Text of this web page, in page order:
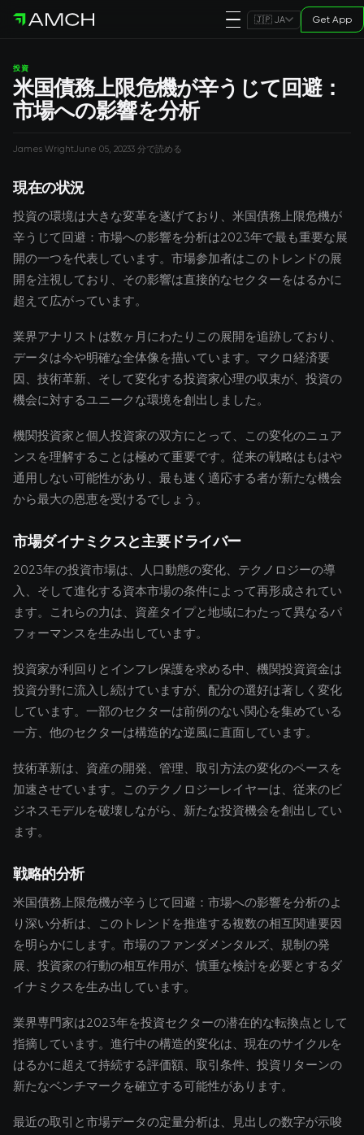
🇯🇵 JA Get App
投資
米国債務上限危機が辛うじて回避：
市場への影響を分析
James WrightJune 05, 20233 分で読める
現在の状況
投資の環境は大きな変革を遂げており、米国債務上限危機が
辛うじて回避：市場への影響を分析は2023年で最も重要な展
開の一つを代表しています。市場参加者はこのトレンドの展
開を注視しており、その影響は直接的なセクターをはるかに
超えて広がっています。
業界アナリストは数ヶ月にわたりこの展開を追跡しており、
データは今や明確な全体像を描いています。マクロ経済要
因、技術革新、そして変化する投資家心理の収束が、投資の
機会に対するユニークな環境を創出しました。
機関投資家と個人投資家の双方にとって、この変化のニュア
ンスを理解することは極めて重要です。従来の戦略はもはや
通用しない可能性があり、最も速く適応する者が新たな機会
から最大の恩恵を受けるでしょう。
市場ダイナミクスと主要ドライバー
2023年の投資市場は、人口動態の変化、テクノロジーの導
入、そして進化する資本市場の条件によって再形成されてい
ます。これらの力は、資産タイプと地域にわたって異なるパ
フォーマンスを生み出しています。
投資家が利回りとインフレ保護を求める中、機関投資資金は
投資分野に流入し続けていますが、配分の選好は著しく変化
しています。一部のセクターは前例のない関心を集めている
一方、他のセクターは構造的な逆風に直面しています。
技術革新は、資産の開発、管理、取引方法の変化のペースを
加速させています。このテクノロジーレイヤーは、従来のビ
ジネスモデルを破壊しながら、新たな投資機会を創出してい
ます。
戦略的分析
米国債務上限危機が辛うじて回避：市場への影響を分析のよ
り深い分析は、このトレンドを推進する複数の相互関連要因
を明らかにします。市場のファンダメンタルズ、規制の発
展、投資家の行動の相互作用が、慎重な検討を必要とするダ
イナミクスを生み出しています。
業界専門家は2023年を投資セクターの潜在的な転換点として
指摘しています。進行中の構造的変化は、現在のサイクルを
はるかに超えて持続する評価額、取引条件、投資リターンの
新たなベンチマークを確立する可能性があります。
最近の取引と市場データの定量分析は、見出しの数字が示唆